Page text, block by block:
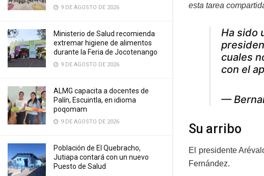
9 DE AGOSTO DE 2026
Ministerio de Salud recomienda
extremar higiene de alimentos
durante la Feria de Jocotenango
9 DE AGOSTO DE 2026
ALMG capacita a docentes de
Palín, Escuintla, en idioma
poqomam
9 DE AGOSTO DE 2026
Población de El Quebracho,
Jutiapa contará con un nuevo
Puesto de Salud
esta tarea
Ha sido
cuales
con el
—
Su arribo
El presidente
Fernández.